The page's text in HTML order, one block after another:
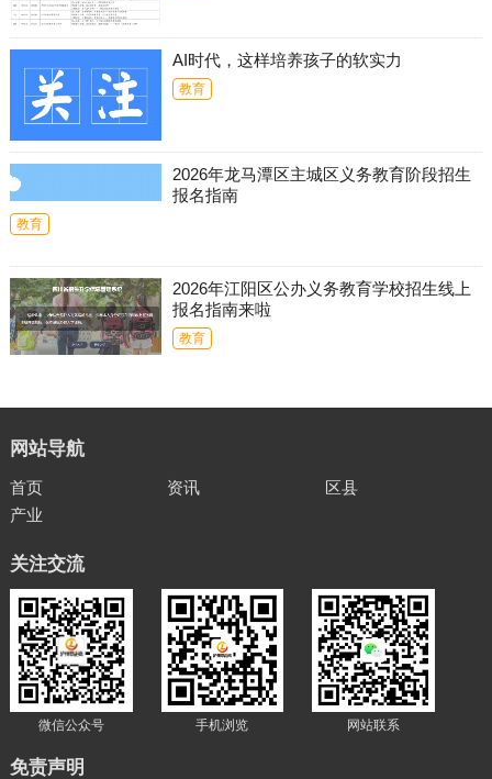
AI时代，这样培养孩子的软实力
教育
2026年龙马潭区主城区义务教育阶段招生
报名指南
教育
2026年江阳区公办义务教育学校招生线上
报名指南来啦
教育
网站导航
首页 资讯
区县
产业
关注交流
微信公众号 手机浏览 网站联系
免责声明